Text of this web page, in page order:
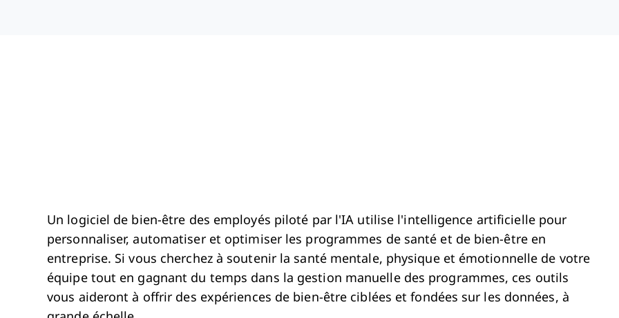
Un logiciel de bien-être des employés piloté par l'IA utilise l'intelligence artificielle pour
personnaliser, automatiser et optimiser les programmes de santé et de bien-être en
entreprise. Si vous cherchez à soutenir la santé mentale, physique et émotionnelle de votre
équipe tout en gagnant du temps dans la gestion manuelle des programmes, ces outils
vous aideront à offrir des expériences de bien-être ciblées et fondées sur les données, à